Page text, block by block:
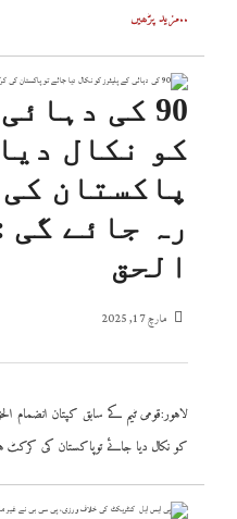
..مزید پڑھیں
90 کی
کو نکال
پاکستان
رہ جائے گی
الحق
مارچ 17, 2025
کو نکال دیا جائے توپاکستان کی کرکٹ